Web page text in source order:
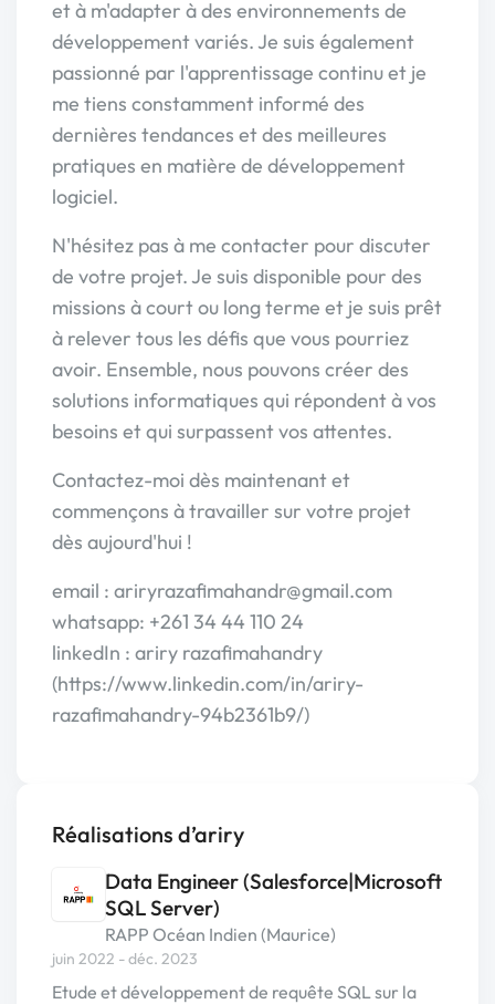
et à m'adapter à des environnements de
développement variés. Je suis également
passionné par l'apprentissage continu et je
me tiens constamment informé des
dernières tendances et des meilleures
pratiques en matière de développement
logiciel.
N'hésitez pas à me contacter pour discuter
de votre projet. Je suis disponible pour des
missions à court ou long terme et je suis prêt
à relever tous les défis que vous pourriez
avoir. Ensemble, nous pouvons créer des
solutions informatiques qui répondent à vos
besoins et qui surpassent vos attentes.
Contactez-moi dès maintenant et
commençons à travailler sur votre projet
dès aujourd'hui !
email : ariryrazafimahandr@gmail.com
whatsapp: +261 34 44 110 24
linkedIn : ariry razafimahandry
(https://www.linkedin.com/in/ariry-
razafimahandry-94b2361b9/)
Réalisations d’ariry
Data Engineer (Salesforce|Microsoft
SQL Server)
RAPP Océan Indien (Maurice)
juin 2022 - déc. 2023
Etude et développement de requête SQL sur la